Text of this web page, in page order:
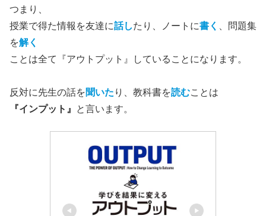
つまり、
授業で得た情報を友達に話したり、ノートに書く
、問題集
を解く
ことは全て『アウトプット』していることになります。
反対に先生の話を聞いた り、教科書を読むことは
『インプット』
と言います。